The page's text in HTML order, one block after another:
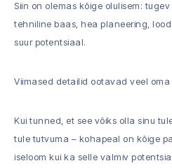
Siin on olemas kõige olulisem:
tehniline baas, hea planeering,
suur potentsiaal.
Viimased detailid ootavad veel oma
Kui tunned, et see võiks olla sinu
tule tutvuma – kohapeal on kõige
iseloom kui ka selle valmiv